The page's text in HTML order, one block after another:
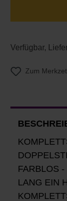
Verfügbar,
Zum
FARBLOS
LANG EIN